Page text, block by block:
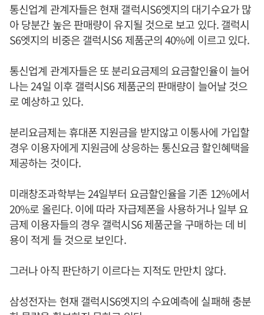
통신업계 관계자들은 현재 갤럭시S6엣지의 대기수요가 많
아 당분간 높은 판매량이 유지될 것으로 보고 있다. 갤럭시
S6엣지의 비중은 갤럭시S6 제품군의 40%에 이르고 있다.
통신업계 관계자들은 또 분리요금제의 요금할인율이 늘어
나는 24일 이후 갤럭시S6 제품군의 판매량이 늘어날 것으
로 예상하고 있다.
분리요금제는 휴대폰 지원금을 받지않고 이통사에 가입할
경우 이용자에게 지원금에 상응하는 통신요금 할인혜택을
제공하는 것이다.
미래창조과학부는 24일부터 요금할인율을 기존 12%에서
20%로 올린다. 이에 따라 자급제폰을 사용하거나 일부 요
금제 이용자들의 경우 갤럭시S6 제품군을 구매하는 데 비
용이 적게 들 것으로 보인다.
그러나 아직 판단하기 이르다는 지적도 만만치 않다.
삼성전자는 현재 갤럭시S6엣지의 수요예측에 실패해 충분